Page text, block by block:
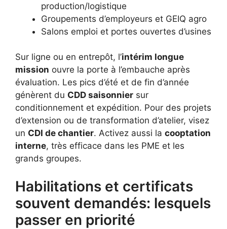
production/logistique
Groupements d’employeurs et GEIQ agro
Salons emploi et portes ouvertes d’usines
Sur ligne ou en entrepôt, l’intérim longue
mission ouvre la porte à l’embauche après
évaluation. Les pics d’été et de fin d’année
génèrent du CDD saisonnier sur
conditionnement et expédition. Pour des projets
d’extension ou de transformation d’atelier, visez
un CDI de chantier. Activez aussi la cooptation
interne, très efficace dans les PME et les
grands groupes.
Habilitations et certificats
souvent demandés: lesquels
passer en priorité